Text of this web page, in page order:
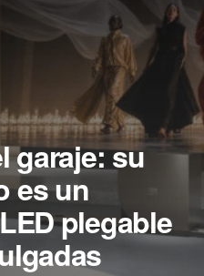
garaje: su
es un
plegable